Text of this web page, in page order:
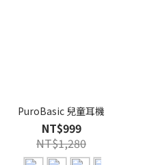
PuroBasic 兒童耳機
NT$999
NT$1,280